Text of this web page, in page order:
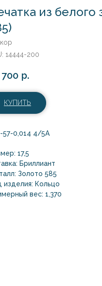
из
14444-200
700 р.
КУПИТЬ
57-0,014 4/5А
17,5
Бриллиант
Золото 585
изделия: Кольцо
вес: 1,370